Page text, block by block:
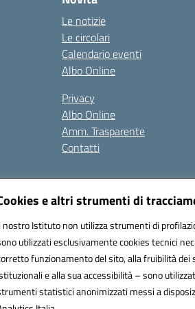
e altri strumenti di
nostro Istituto non utilizza strumenti di
utilizzati esclusivamente cookies tecnici
funzionamento del sito, alla fruibilità dei
e alla sua accessibilità – sono
statistici anonimizzati messi a
Le notizie
Le circolari
Calendario eventi
Albo Online
Privacy
Albo Online
Amm. Trasparente
Contatti